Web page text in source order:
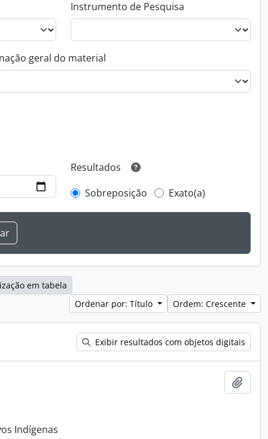
Instrumento de Pesquisa
geral do material
Resultados
Sobreposição
Exato(a)
em tabela
Ordenar por: Título
Ordem: Crescente
Exibir resultados com objetos digitais
Indígenas